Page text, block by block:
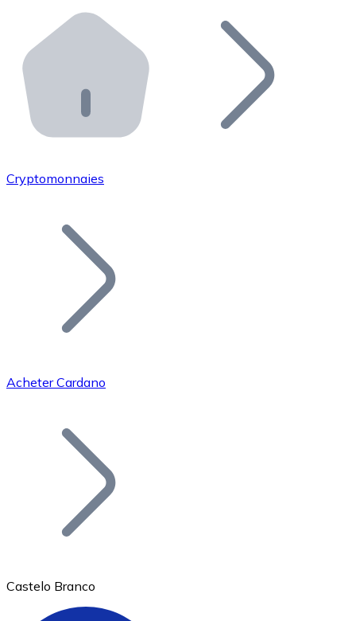
Distributeurs automatiques Bitnovo
Intégrez un ATM Bitnovo dans votre entreprise et
API Bitnovo
Intégrez notre API dans votre écosystème.
Rejoignez notre réseau de distributeurs et
Ajoutez le token de votre projet à notre service
Bitcoin
Cryptomonnaies
Acheter Cardano
Castelo Branco